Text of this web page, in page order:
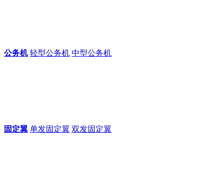
公务机 轻型公务机 中型公务机
固定翼 单发固定翼 双发固定翼